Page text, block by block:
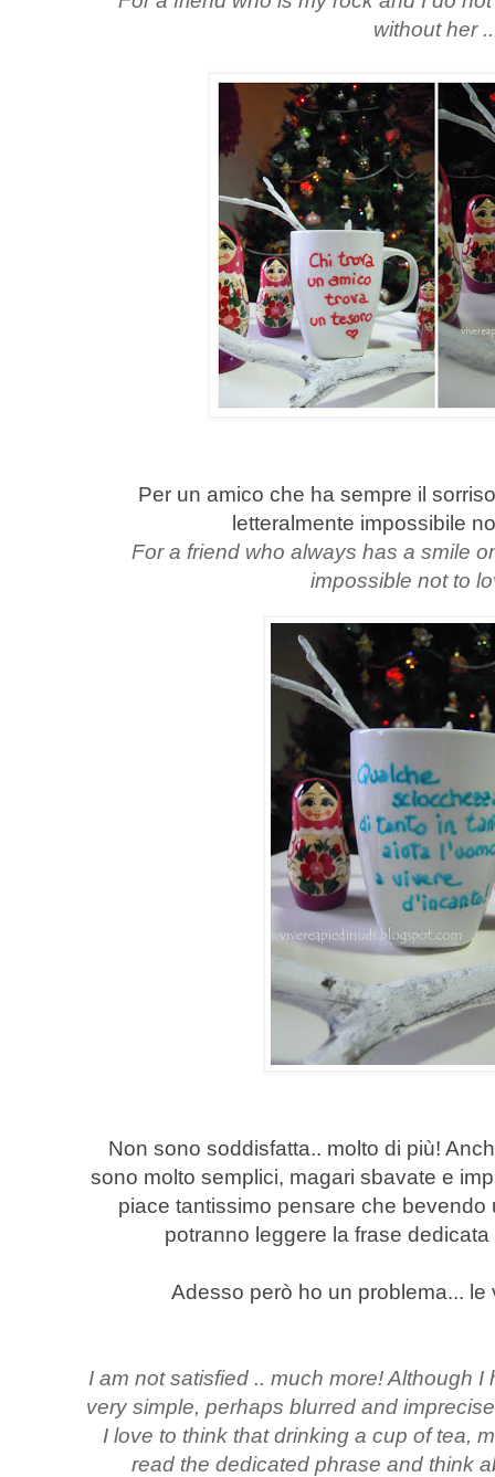
without her
Per un amico che ha sempre il
letteralmente impossibile
For a friend who always has a smile
impossible not to
Non sono soddisfatta.. molto di più!
sono molto semplici, magari sbavate e
piace tantissimo pensare che bevendo
potranno leggere la frase
Adesso però ho un problema... le
I am not satisfied .. much more! Although
very simple, perhaps blurred and
I love to think that drinking a cup of tea,
read the dedicated phrase and think